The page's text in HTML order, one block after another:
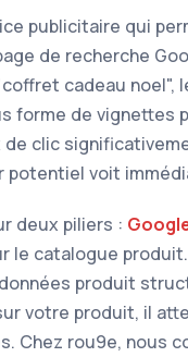
publicitaire qui
de recherche
cadeau noel",
forme de vignettes
clic
voit
deux piliers :
le catalogue
produit
votre produit, il
Chez rou9e, nous